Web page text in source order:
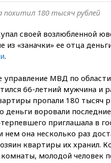
похитил 180 тысяч рублей
своей возлюбленной
из «заначки» ее отца
.
управление МВД по
66-летний мужчина и
пропали 180 тысяч
деньги воровали
приглашала в
нем она несколько раз
квартиры их хранил.
молодой человек